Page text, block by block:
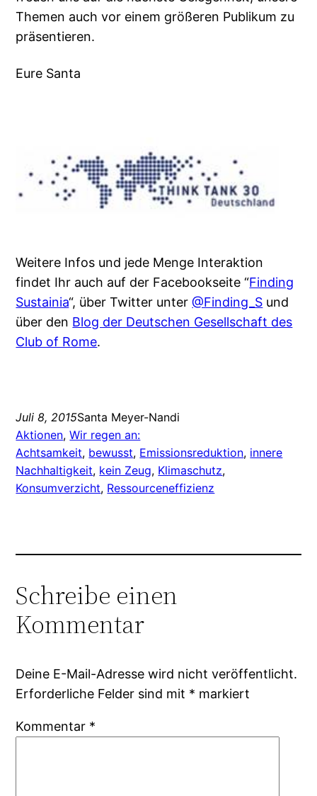
Themen auch vor einem größeren Publikum zu
präsentieren.
Eure Santa
Weitere Infos und jede Menge Interaktion
findet Ihr auch auf der Facebookseite “Finding
Sustainia“, über Twitter unter@Finding_S und
über den Blog der Deutschen Gesellschaft des
Club of Rome.
Juli 8, 2015Santa Meyer-Nandi
Aktionen, Wir regen an:
Achtsamkeit, bewusst, Emissionsreduktion, innere
Nachhaltigkeit, kein Zeug, Klimaschutz
Konsumverzicht, Ressourceneffizienz
Schreibe einen
Kommentar
Deine E-Mail-Adresse wird nicht veröffentlicht.
Erforderliche Felder sind mit * markiert
Kommentar *